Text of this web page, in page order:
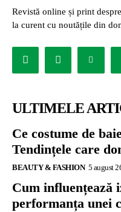
Revistă online și print
la curent cu noutățile din
ULTIMELE
Ce costume de
Tendințele care
BEAUTY & FASHION 5 august
Cum influențează
performanța unei